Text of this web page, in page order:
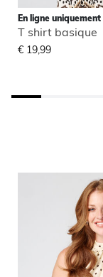
En ligne uniquement
T shirt basique
€ 19,99